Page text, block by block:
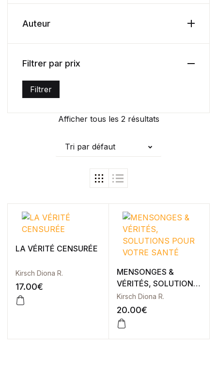
History
Romance
Sports & Outdoors
Shop List
Blog
Others
Documentation
Starter
Home v2
Home v3
Home v4
Afficher tous les 2 résultats
Tri par défaut
LA VÉRITÉ CENSURÉE
Kirsch Diona R.
17.00€
MENSONGES &
VÉRITÉS, SOLUTIONS
POUR VOTRE SANTÉ
Kirsch Diona R.
20.00€
Auteur
Filtrer par prix
Prix min
Prix max
Filtrer